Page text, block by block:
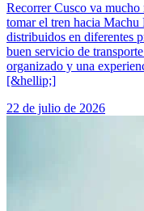
Recorrer Cusco va
tomar el tren hacia
distribuidos en diferentes
buen servicio de
organizado y una
[&hellip;]
22 de julio de 2026